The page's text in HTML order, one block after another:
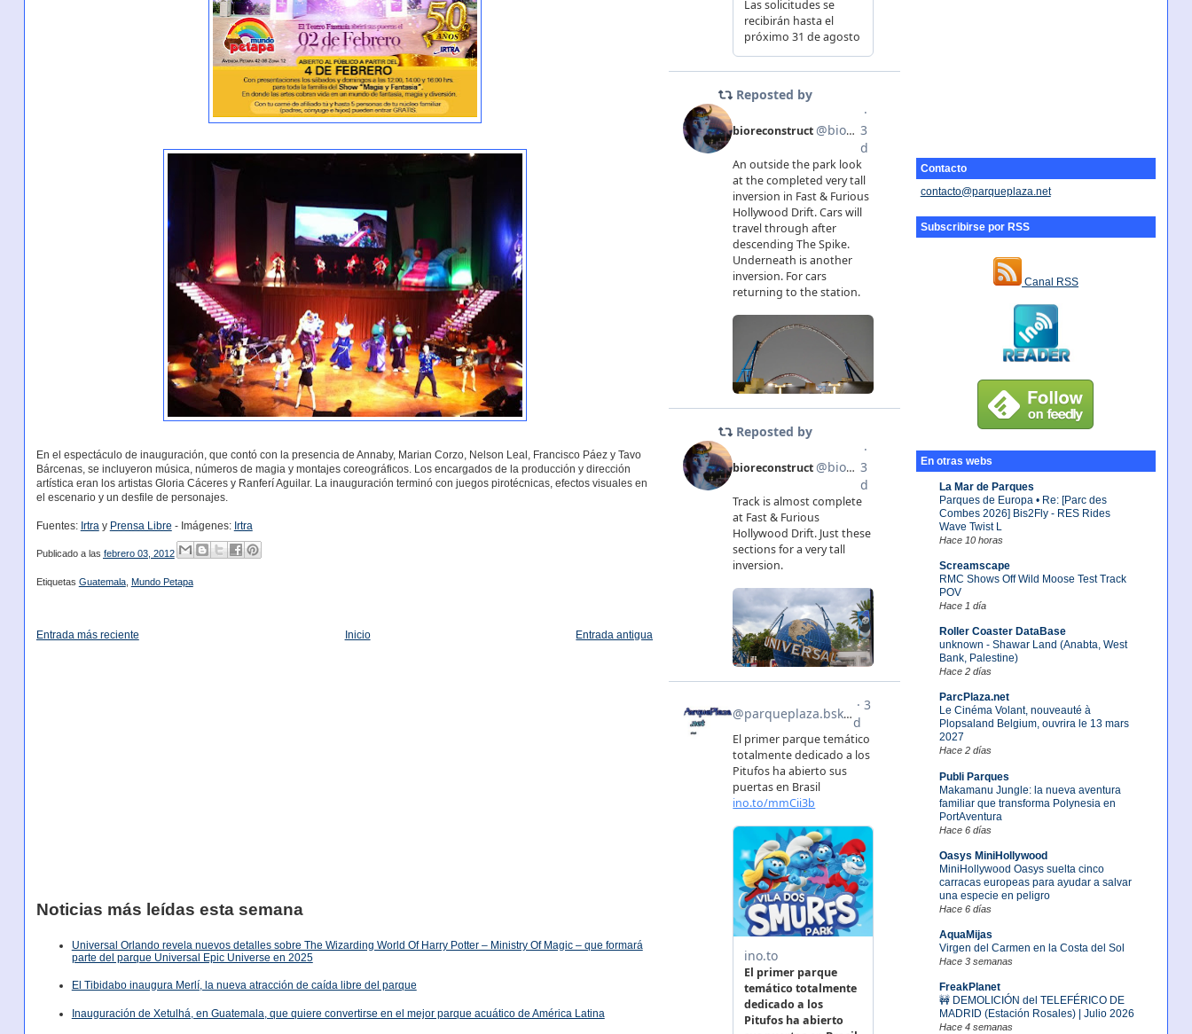
Contacto
contacto@parqueplaza.net
Subscribirse por RSS
Canal RSS
En otras webs
La Mar de Parques
Parques de Europa • Re: [Parc des
Combes 2026] Bis2Fly - RES Rides
Wave Twist L
Hace 10 horas
Screamscape
RMC Shows Off Wild Moose Test Track
POV
Hace 1 día
Roller Coaster DataBase
unknown - Shawar Land (Anabta, West
Bank, Palestine)
Hace 2 días
ParcPlaza.net
Le Cinéma Volant, nouveauté à
Plopsaland Belgium, ouvrira le 13 mars
2027
Hace 2 días
Publi Parques
Makamanu Jungle: la nueva aventura
familiar que transforma Polynesia en
PortAventura
Hace 6 días
Oasys MiniHollywood
MiniHollywood Oasys suelta cinco
carracas europeas para ayudar a salvar
una especie en peligro
Hace 6 días
AquaMijas
Virgen del Carmen en la Costa del Sol
Hace 3 semanas
FreakPlanet
🚧 DEMOLICIÓN del TELEFÉRICO DE
MADRID (Estación Rosales) | Julio 2026
Hace 4 semanas
En el espectáculo de inauguración, que contó con la presencia de Annaby, Marian Corzo, Nelson Leal, Francisco Páez y Tavo
Bárcenas, se incluyeron música, números de magia y montajes coreográficos. Los encargados de la producción y dirección
artística eran los artistas Gloria Cáceres y Ranferí Aguilar. La inauguración terminó con juegos pirotécnicas, efectos visuales en
el escenario y un desfile de personajes.
Fuentes: Irtra y Prensa Libre - Imágenes: Irtra
Publicado a las febrero 03, 2012
Etiquetas Guatemala, Mundo Petapa
Entrada más reciente Entrada antigua
Inicio
Noticias más leídas esta semana
Universal Orlando revela nuevos detalles sobre The Wizarding World Of Harry Potter – Ministry Of Magic – que formará
parte del parque Universal Epic Universe en 2025
El Tibidabo inaugura Merlí, la nueva atracción de caída libre del parque
Inauguración de Xetulhá, en Guatemala, que quiere convertirse en el mejor parque acuático de América Latina